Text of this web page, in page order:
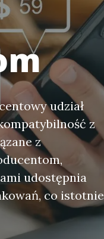
udział
z
z
udostępnia
co istotnie